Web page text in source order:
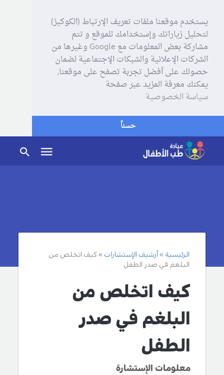
يستخدم موقعنا ملفات تعريف الإرتباط (الكوكيز)
لتحليل زياراتك وإستخدامك للموقع و تتم
مشاركة بعض المعلومات مع Google وغيرها من
الشركات الإعلانية والشبكات الإجتماعية لضمان
حصولك على أفضل تجربة تصفح على موقعنا,
يمكنك معرفة المزيد عبر صفحة
سياسة الخصوصية
حسناً
الرئيسية أرشيف الإستشارات
كيف اتخلص من
البلغم في صدر الطفل
كيف اتخلص من
البلغم في صدر
الطفل
معلومات الإستشارة